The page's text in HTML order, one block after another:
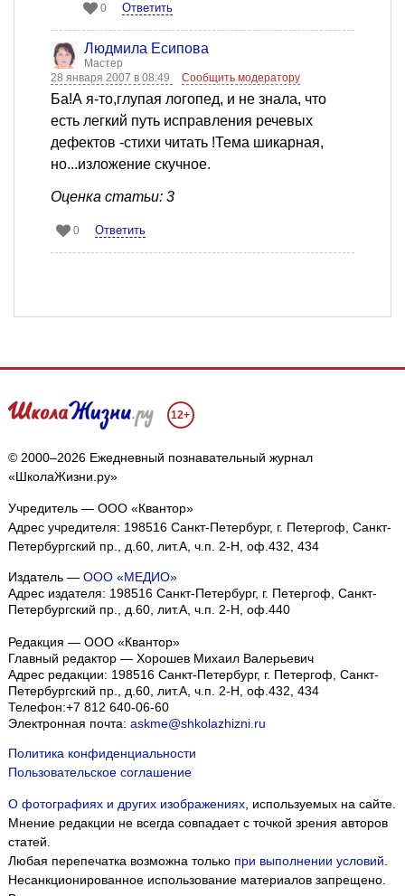
0 Ответить
Людмила Есипова
Мастер
28 января 2007 в 08:49
Сообщить модератору
Ба!А я-то,глупая логопед, и не знала, что
есть легкий путь исправления речевых
дефектов -стихи читать !Тема шикарная,
но...изложение скучное.
Оценка статьи: 3
0 Ответить
12+
© 2000–2026 Ежедневный познавательный журнал
«ШколаЖизни.ру»
Учредитель — ООО «Квантор»
Адрес учредителя: 198516 Санкт-Петербург, г. Петергоф, Санкт-
Петербургский пр., д.60, лит.А, ч.п. 2-Н, оф.432, 434
Издатель — ООО «МЕДИО»
Адрес издателя: 198516 Санкт-Петербург, г. Петергоф, Санкт-
Петербургский пр., д.60, лит.А, ч.п. 2-Н, оф.440
Редакция — ООО «Квантор»
Главный редактор — Хорошев Михаил Валерьевич
Адрес редакции: 198516 Санкт-Петербург, г. Петергоф, Санкт-
Петербургский пр., д.60, лит.А, ч.п. 2-Н, оф.432, 434
Телефон:+7 812 640-06-60
Электронная почта: askme@shkolazhizni.ru
Политика конфиденциальности
Пользовательское соглашение
О фотографиях и других изображениях, используемых на сайте.
Мнение редакции не всегда совпадает с точкой зрения авторов
статей.
Любая перепечатка возможна только при выполнении условий.
Несанкционированное использование материалов запрещено.